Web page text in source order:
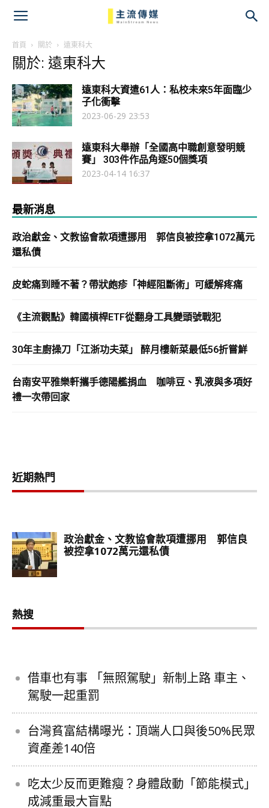
首頁 關於 遠東科大
關於: 遠東科大
遠東科大資遣61人：私校未來5年面臨少
子化衝擊
2023-06-29 23:53
遠東科大舉辦「全國高中職創意發明競
賽」 303件作品角逐50個獎項
2023-04-14 16:37
最新消息
政治獻金、文教協會款項遭挪用 郭信良被控拿1072萬元
還私債
皮蛇痛到睡不著？帶狀皰疹「神經阻斷術」可緩解疼痛
《主流觀點》韓國槓桿ETF從翻身工具變頭號戰犯
30年主廚操刀「江浙功夫菜」 醉月樓新菜最低56折嘗鮮
台南安平雅樂軒攜手德陽艦捐血 咖啡豆、乳液與多項好
禮一次帶回家
近期熱門
熱搜
借車也有事 「無照駕駛」新制上路 車主、
駕駛一起重罰
台灣貧富結構曝光：頂端人口與後50%民眾
資產差140倍
吃太少反而更難瘦？身體啟動「節能模式」
成減重最大盲點